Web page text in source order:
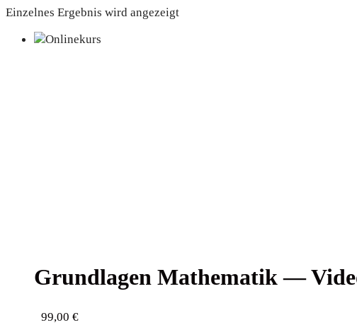
Einzelnes Ergebnis wird angezeigt
Grund­la­gen Mathe­ma­tik —
99,00 €